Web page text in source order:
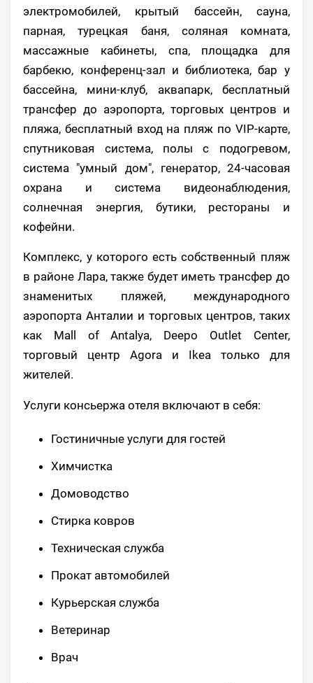
электромобилей, крытый бассейн, сауна,
парная, турецкая баня, соляная комната,
массажные кабинеты, спа, площадка для
барбекю, конференц-зал и библиотека, бар у
бассейна, мини-клуб, аквапарк, бесплатный
трансфер до аэропорта, торговых центров и
пляжа, бесплатный вход на пляж по VIP-карте,
спутниковая система, полы с подогревом,
система "умный дом", генератор, 24-часовая
охрана и система видеонаблюдения,
солнечная энергия, бутики, рестораны и
кофейни.
Комплекс, у которого есть собственный пляж
в районе Лара, также будет иметь трансфер до
знаменитых пляжей, международного
аэропорта Анталии и торговых центров, таких
как Mall of Antalya, Deepo Outlet Center,
торговый центр Agora и Ikea только для
жителей.
Услуги консьержа отеля включают в себя:
Гостиничные услуги для гостей
Химчистка
Домоводство
Стирка ковров
Техническая служба
Прокат автомобилей
Курьерская служба
Ветеринар
Врач